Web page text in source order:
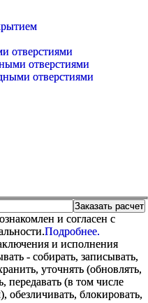
отверстиями
отверстиями
отверстиями
и согласен с
Подробнее.
и исполнения
- собирать, записывать,
уточнять (обновлять,
передавать (в том числе
обезличивать, блокировать,